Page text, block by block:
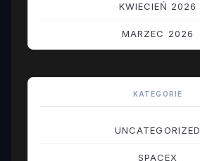
KWIECIEŃ 2026
MARZEC 2026
KATEGORIE
UNCATEGORIZED
SPACEX